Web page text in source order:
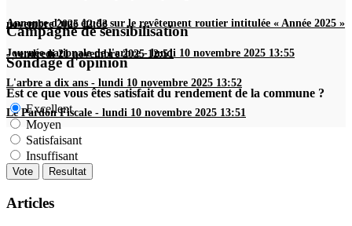
novembre 2025 12:53
Annonce d'une étude sur le revêtement routier intitulée « Année 2025 »
-vendredi 21 novembre 2025 12:51
Journée nationale de l'arbre-lundi 10 novembre 2025 13:55
L'arbre a dix ans - lundi 10 novembre 2025 13:52
Le Pardon Fiscale - lundi 10 novembre 2025 13:51
Campagne de sensibilisation
Sondage d'opinion
Est ce que vous êtes satisfait du rendement de la commune ?
Excellent
Moyen
Satisfaisant
Insuffisant
Articles